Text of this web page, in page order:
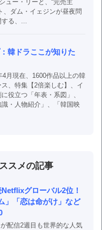
ュー・リーと、“完売主
、ダム・イェジンが昼夜問
る、...
韓ドラここが知りた
4月現在、1600作品以上の韓
、特集【2倍楽しむ】、イ
役立つ「年表・系図」、
識・人物紹介」、「韓国映
スメの記事
Netflixグローバル2位！
」「恋は命がけ」など
配信2週目も世界的な人気